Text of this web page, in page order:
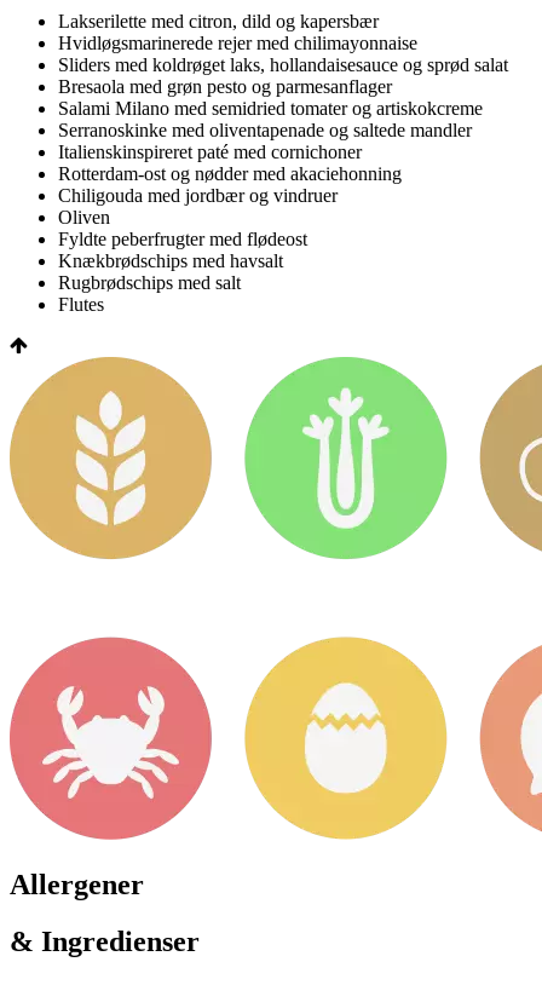
Lakserilette med citron, dild og kapersbær
Hvidløgsmarinerede rejer med chilimayonnaise
Sliders med koldrøget laks, hollandaisesauce og sprød salat
Bresaola med grøn pesto og parmesanflager
Salami Milano med semidried tomater og artiskokcreme
Serranoskinke med oliventapenade og saltede mandler
Italienskinspireret paté med cornichoner
Rotterdam-ost og nødder med akaciehonning
Chiligouda med jordbær og vindruer
Oliven
Fyldte peberfrugter med flødeost
Knækbrødschips med havsalt
Rugbrødschips med salt
Flutes
Allergener
& Ingredienser